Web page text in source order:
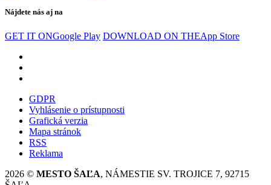
Nájdete nás aj na
GET IT ONGoogle Play DOWNLOAD ON THEApp Store
GDPR
Vyhlásenie o prístupnosti
Grafická verzia
Mapa stránok
RSS
Reklama
2026 © MESTO ŠAĽA, NÁMESTIE SV. TROJICE 7, 92715